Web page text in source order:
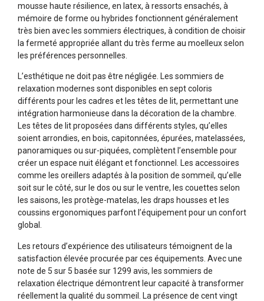
mousse haute résilience, en latex, à ressorts ensachés, à
mémoire de forme ou hybrides fonctionnent généralement
très bien avec les sommiers électriques, à condition de choisir
la fermeté appropriée allant du très ferme au moelleux selon
les préférences personnelles.
L’esthétique ne doit pas être négligée. Les sommiers de
relaxation modernes sont disponibles en sept coloris
différents pour les cadres et les têtes de lit, permettant une
intégration harmonieuse dans la décoration de la chambre.
Les têtes de lit proposées dans différents styles, qu’elles
soient arrondies, en bois, capitonnées, épurées, matelassées,
panoramiques ou sur-piquées, complètent l’ensemble pour
créer un espace nuit élégant et fonctionnel. Les accessoires
comme les oreillers adaptés à la position de sommeil, qu’elle
soit sur le côté, sur le dos ou sur le ventre, les couettes selon
les saisons, les protège-matelas, les draps housses et les
coussins ergonomiques parfont l’équipement pour un confort
global.
Les retours d’expérience des utilisateurs témoignent de la
satisfaction élevée procurée par ces équipements. Avec une
note de 5 sur 5 basée sur 1299 avis, les sommiers de
relaxation électrique démontrent leur capacité à transformer
réellement la qualité du sommeil. La présence de cent vingt